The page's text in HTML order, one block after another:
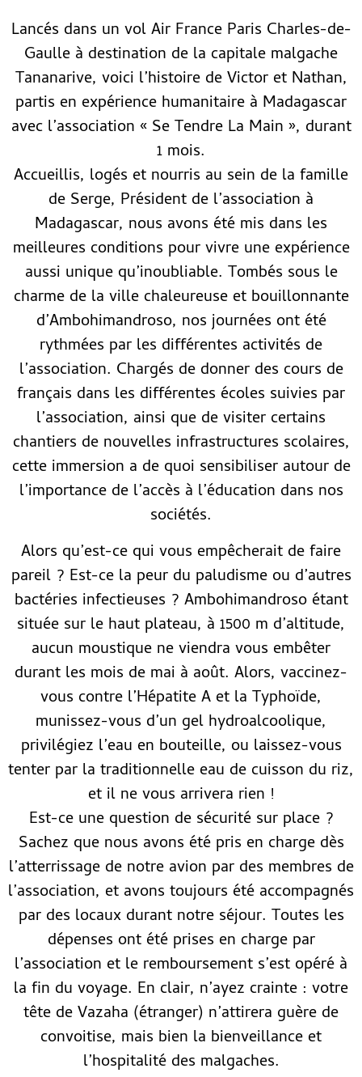
Lancés dans un vol Air France Paris Charles-de-
Gaulle à destination de la capitale malgache
Tananarive, voici l’histoire de Victor et Nathan,
partis en expérience humanitaire à Madagascar
avec l’association « Se Tendre La Main », durant
1 mois.
Accueillis, logés et nourris au sein de la famille
de Serge, Président de l’association à
Madagascar, nous avons été mis dans les
meilleures conditions pour vivre une expérience
aussi unique qu’inoubliable. Tombés sous le
charme de la ville chaleureuse et bouillonnante
d’Ambohimandroso, nos journées ont été
rythmées par les différentes activités de
l’association. Chargés de donner des cours de
français dans les différentes écoles suivies par
l’association, ainsi que de visiter certains
chantiers de nouvelles infrastructures scolaires,
cette immersion a de quoi sensibiliser autour de
l’importance de l’accès à l’éducation dans nos
sociétés.
Alors qu’est-ce qui vous empêcherait de faire
pareil ? Est-ce la peur du paludisme ou d’autres
bactéries infectieuses ? Ambohimandroso étant
située sur le haut plateau, à 1500 m d’altitude,
aucun moustique ne viendra vous embêter
durant les mois de mai à août. Alors, vaccinez-
vous contre l’Hépatite A et la Typhoïde,
munissez-vous d’un gel hydroalcoolique,
privilégiez l’eau en bouteille, ou laissez-vous
tenter par la traditionnelle eau de cuisson du riz,
et il ne vous arrivera rien !
Est-ce une question de sécurité sur place ?
Sachez que nous avons été pris en charge dès
l’atterrissage de notre avion par des membres de
l’association, et avons toujours été accompagnés
par des locaux durant notre séjour. Toutes les
dépenses ont été prises en charge par
l’association et le remboursement s’est opéré à
la fin du voyage. En clair, n’ayez crainte : votre
tête de Vazaha (étranger) n’attirera guère de
convoitise, mais bien la bienveillance et
l’hospitalité des malgaches.